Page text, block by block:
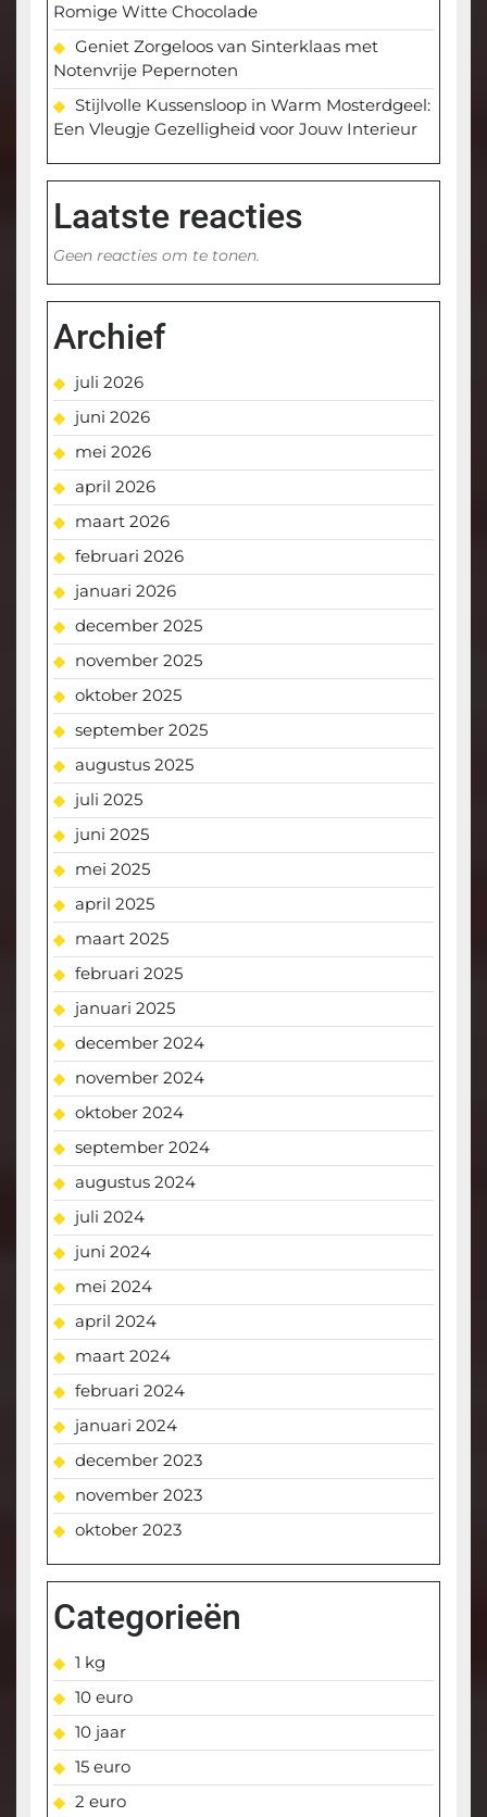
Romige Witte Chocolade
Geniet Zorgeloos van Sinterklaas met
Notenvrije Pepernoten
Stijlvolle Kussensloop in Warm Mosterdgeel:
Een Vleugje Gezelligheid voor Jouw Interieur
Laatste reacties
Geen reacties om te tonen.
Archief
juli 2026
juni 2026
mei 2026
april 2026
maart 2026
februari 2026
januari 2026
december 2025
november 2025
oktober 2025
september 2025
augustus 2025
juli 2025
juni 2025
mei 2025
april 2025
maart 2025
februari 2025
januari 2025
december 2024
november 2024
oktober 2024
september 2024
augustus 2024
juli 2024
juni 2024
mei 2024
april 2024
maart 2024
februari 2024
januari 2024
december 2023
november 2023
oktober 2023
Categorieën
1 kg
10 euro
10 jaar
15 euro
2 euro